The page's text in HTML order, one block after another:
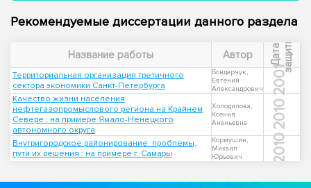
Рекомендуемые диссертации данного раздела
Название работы Автор Д
а
т
а
з
а
щ
и
ты
Территориальная организация третичного
сектора экономики Санкт-Петербурга
Бондарчук,
Евгений
Александрович
2001
Качество жизни населения
нефтегазопромыслового региона на Крайнем
Севере : на примере Ямало-Ненецкого
автономного округа
Холодилова,
Ксения
Ананьевна
2010
Внутригородское районирование: проблемы,
пути их решения : на примере г. Самары
Кормушин,
Михаил
Юрьевич
2010